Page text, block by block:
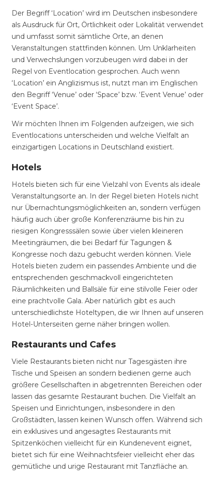
Der Begriff ‘Location’ wird im Deutschen insbesondere
als Ausdruck für Ort, Örtlichkeit oder Lokalität verwendet
und umfasst somit sämtliche Orte, an denen
Veranstaltungen stattfinden können. Um Unklarheiten
und Verwechslungen vorzubeugen wird dabei in der
Regel von Eventlocation gesprochen. Auch wenn
‘Location’ ein Anglizismus ist, nutzt man im Englischen
den Begriff ‘Venue’ oder ‘Space’ bzw. ‘Event Venue’ oder
‘Event Space’.
Wir möchten Ihnen im Folgenden aufzeigen, wie sich
Eventlocations unterscheiden und welche Vielfalt an
einzigartigen Locations in Deutschland existiert.
Hotels
Hotels bieten sich für eine Vielzahl von Events als ideale
Veranstaltungsorte an. In der Regel bieten Hotels nicht
nur Übernachtungsmöglichkeiten an, sondern verfügen
häufig auch über große Konferenzräume bis hin zu
riesigen Kongresssälen sowie über vielen kleineren
Meetingräumen, die bei Bedarf für Tagungen &
Kongresse noch dazu gebucht werden können. Viele
Hotels bieten zudem ein passendes Ambiente und die
entsprechenden geschmackvoll eingerichteten
Räumlichkeiten und Ballsäle für eine stilvolle Feier oder
eine prachtvolle Gala. Aber natürlich gibt es auch
unterschiedlichste Hoteltypen, die wir Ihnen auf unseren
Hotel-Unterseiten gerne näher bringen wollen.
Restaurants und Cafes
Viele Restaurants bieten nicht nur Tagesgästen ihre
Tische und Speisen an sondern bedienen gerne auch
größere Gesellschaften in abgetrennten Bereichen oder
lassen das gesamte Restaurant buchen. Die Vielfalt an
Speisen und Einrichtungen, insbesondere in den
Großstädten, lassen keinen Wunsch offen. Während sich
ein exklusives und angesagtes Restaurants mit
Spitzenköchen vielleicht für ein Kundenevent eignet,
bietet sich für eine Weihnachtsfeier vielleicht eher das
gemütliche und urige Restaurant mit Tanzfläche an.